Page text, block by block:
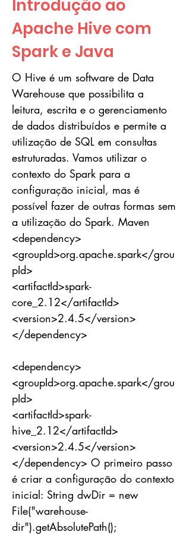
Introdução ao
Apache Hive com
Spark e Java
O Hive é um software de Data
Warehouse que possibilita a
leitura, escrita e o gerenciamento
de dados distribuídos e permite a
utilização de SQL em consultas
estruturadas. Vamos utilizar o
contexto do Spark para a
configuração inicial, mas é
possível fazer de outras formas sem
a utilização do Spark. Maven
<dependency>
<groupId>org.apache.spark</grou
pId>
<artifactId>spark-
core_2.12</artifactId>
<version>2.4.5</version>
</dependency>
<dependency>
<groupId>org.apache.spark</grou
pId>
<artifactId>spark-
hive_2.12</artifactId>
<version>2.4.5</version>
</dependency> O primeiro passo
é criar a configuração do contexto
inicial: String dwDir = new
File("warehouse-
dir").getAbsolutePath();